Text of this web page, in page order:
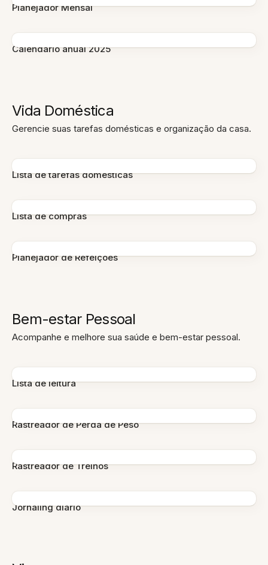
Planejador Mensal
Calendário anual 2025
Vida Doméstica
Gerencie suas tarefas domésticas e organização da casa.
Lista de tarefas domésticas
Lista de compras
Planejador de Refeições
Bem-estar Pessoal
Acompanhe e melhore sua saúde e bem-estar pessoal.
Lista de leitura
Rastreador de Perda de Peso
Rastreador de Treinos
Jornaling diário